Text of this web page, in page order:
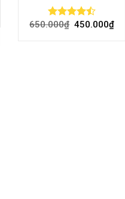
Rated
650.000₫ 450.000₫